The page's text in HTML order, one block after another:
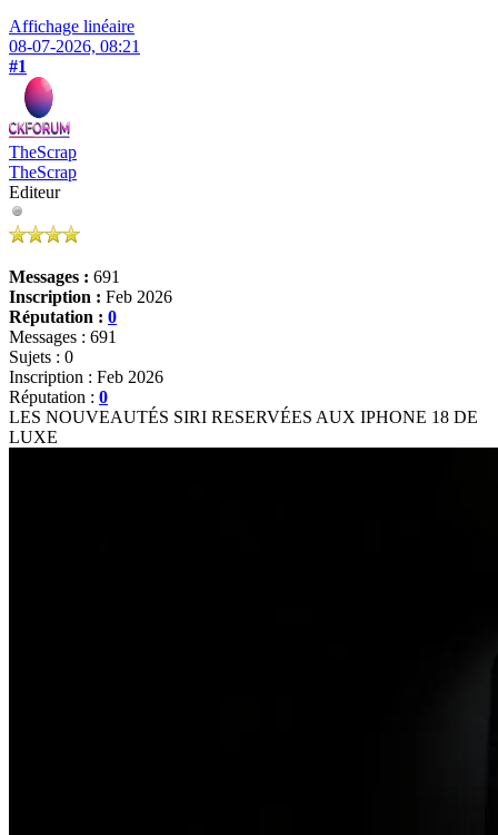
Affichage linéaire
08-07-2026, 08:21
#1
TheScrap
TheScrap
Editeur
Messages : 691
Inscription : Feb 2026
Réputation : 0
Messages : 691
Sujets : 0
Inscription : Feb 2026
Réputation : 0
LES NOUVEAUTÉS SIRI RESERVÉES AUX IPHONE 18 DE
LUXE